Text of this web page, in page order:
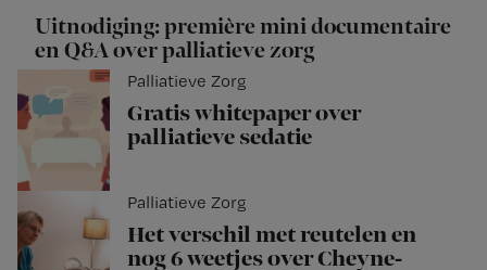
Uitnodiging: première mini documentaire
en Q&A over palliatieve zorg
Palliatieve Zorg
Gratis whitepaper over
palliatieve sedatie
Palliatieve Zorg
Het verschil met reutelen en
nog 6 weetjes over Cheyne-